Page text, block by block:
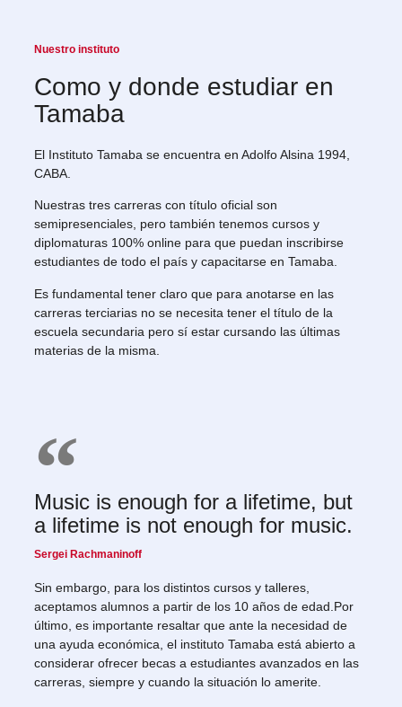
Nuestro instituto
Como y donde estudiar en
Tamaba
El Instituto Tamaba se encuentra en Adolfo Alsina 1994,
CABA.
Nuestras tres carreras con título oficial son
semipresenciales, pero también tenemos cursos y
diplomaturas 100% online para que puedan inscribirse
estudiantes de todo el país y capacitarse en Tamaba.
Es fundamental tener claro que para anotarse en las
carreras terciarias no se necesita tener el título de la
escuela secundaria pero sí estar cursando las últimas
materias de la misma.
Music is enough for a lifetime, but
a lifetime is not enough for music.
Sergei Rachmaninoff
Sin embargo, para los distintos cursos y talleres,
aceptamos alumnos a partir de los 10 años de edad.Por
último, es importante resaltar que ante la necesidad de
una ayuda económica, el instituto Tamaba está abierto a
considerar ofrecer becas a estudiantes avanzados en las
carreras, siempre y cuando la situación lo amerite.